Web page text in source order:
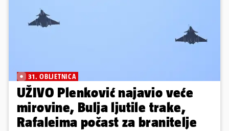
31. OBLJETNICA
UŽIVO Plenković najavio veće
mirovine, Bulja ljutile trake,
Rafaleima počast za branitelje